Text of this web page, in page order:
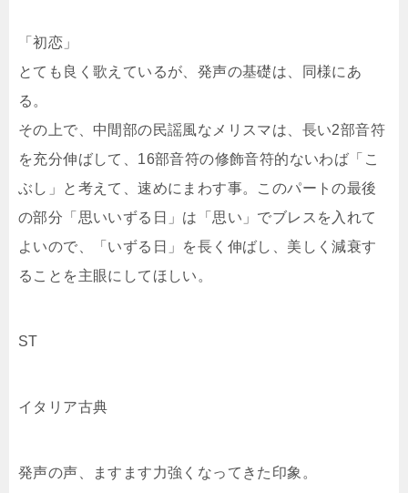
「初恋」
とても良く歌えているが、発声の基礎は、同様にあ
る。
その上で、中間部の民謡風なメリスマは、長い2部音符
を充分伸ばして、16部音符の修飾音符的ないわば「こ
ぶし」と考えて、速めにまわす事。このパートの最後
の部分「思いいずる日」は「思い」でブレスを入れて
よいので、「いずる日」を長く伸ばし、美しく減衰す
ることを主眼にしてほしい。
ST
イタリア古典
発声の声、ますます力強くなってきた印象。